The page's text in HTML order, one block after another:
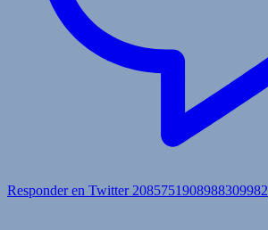
Responder en Twitter 2085751908988309982